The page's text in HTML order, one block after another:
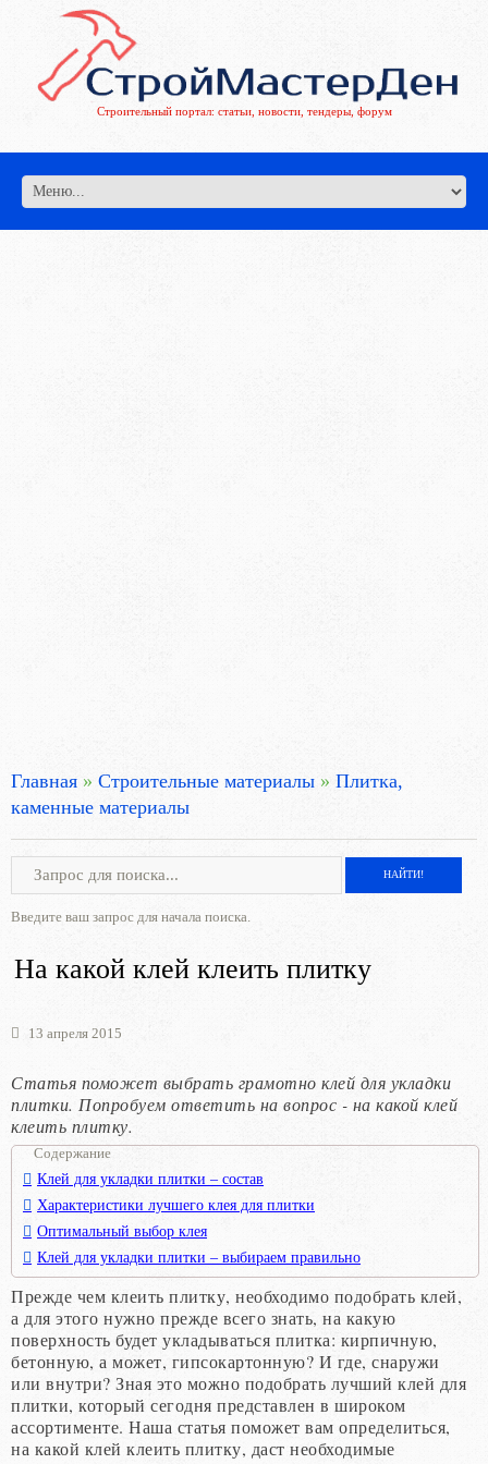
Строительный портал: статьи, новости, тендеры, форум
Главная » Строительные материалы » Плитка,
каменные материалы
Введите ваш запрос для начала поиска.
На какой клей клеить плитку
13 апреля 2015
Статья поможет выбрать грамотно клей для укладки
плитки. Попробуем ответить на вопрос - на какой клей
клеить плитку.
Содержание
Клей для укладки плитки – состав
Характеристики лучшего клея для плитки
Оптимальный выбор клея
Клей для укладки плитки – выбираем правильно
Прежде чем клеить плитку, необходимо подобрать клей,
а для этого нужно прежде всего знать, на какую
поверхность будет укладываться плитка: кирпичную,
бетонную, а может, гипсокартонную? И где, снаружи
или внутри? Зная это можно подобрать лучший клей для
плитки, который сегодня представлен в широком
ассортименте. Наша статья поможет вам определиться,
на какой клей клеить плитку, даст необходимые